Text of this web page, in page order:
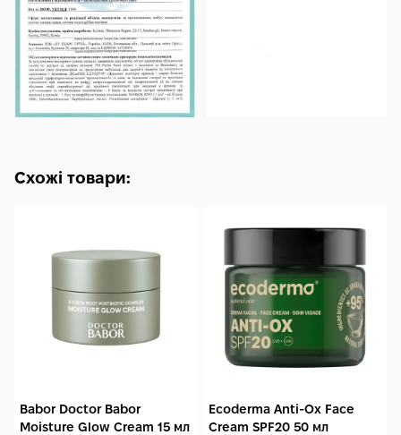
Схожі товари:
Babor Doctor Babor
Moisture Glow Cream 15 мл
Ecoderma Anti-Ox Face
Cream SPF20 50 мл